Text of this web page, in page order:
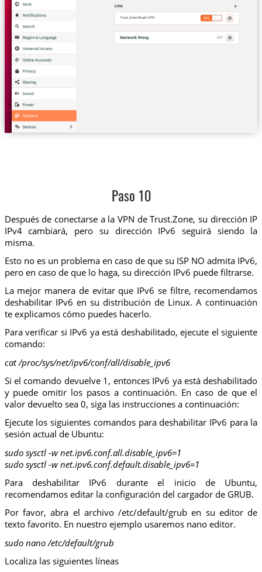
Trust.Zone-Brazil VPN
Paso 10
Después de conectarse a la VPN de Trust.Zone, su dirección IP
IPv4 cambiará, pero su dirección IPv6 seguirá siendo la
misma.
Esto no es un problema en caso de que su ISP NO admita IPv6,
pero en caso de que lo haga, su dirección IPv6 puede filtrarse.
La mejor manera de evitar que IPv6 se filtre, recomendamos
deshabilitar IPv6 en su distribución de Linux. A continuación
te explicamos cómo puedes hacerlo.
Para verificar si IPv6 ya está deshabilitado, ejecute el siguiente
comando:
cat /proc/sys/net/ipv6/conf/all/disable_ipv6
Si el comando devuelve 1, entonces IPv6 ya está deshabilitado
y puede omitir los pasos a continuación. En caso de que el
valor devuelto sea 0, siga las instrucciones a continuación:
Ejecute los siguientes comandos para deshabilitar IPv6 para la
sesión actual de Ubuntu:
sudo sysctl -w net.ipv6.conf.all.disable_ipv6=1
sudo sysctl -w net.ipv6.conf.default.disable_ipv6=1
Para deshabilitar IPv6 durante el inicio de Ubuntu,
recomendamos editar la configuración del cargador de GRUB.
Por favor, abra el archivo /etc/default/grub en su editor de
texto favorito. En nuestro ejemplo usaremos nano editor.
sudo nano /etc/default/grub
Localiza las siguientes líneas